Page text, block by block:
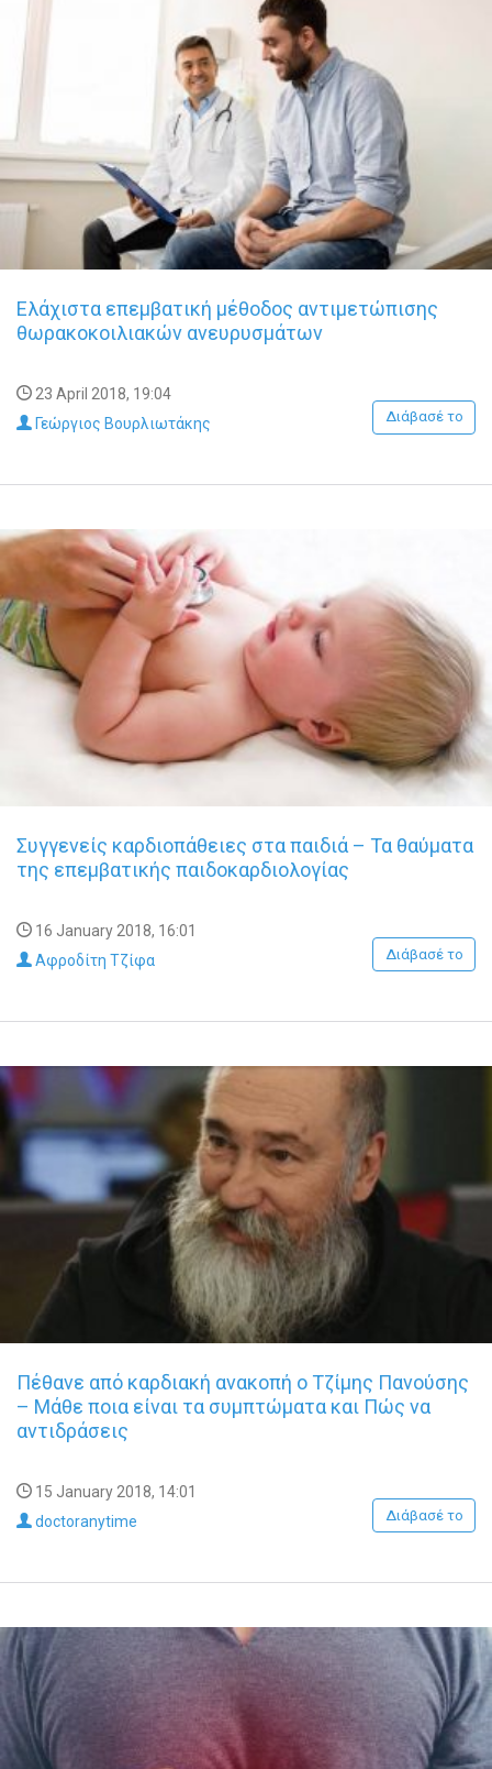
Ελάχιστα επεμβατική μέθοδος αντιμετώπισης
θωρακοκοιλιακών ανευρυσμάτων
23 April 2018, 19:04
Γεώργιος Βουρλιωτάκης
Διάβασέ το
Συγγενείς καρδιοπάθειες στα παιδιά – Τα θαύματα
της επεμβατικής παιδοκαρδιολογίας
16 January 2018, 16:01
Αφροδίτη Τζίφα
Διάβασέ το
Πέθανε από καρδιακή ανακοπή ο Τζίμης Πανούσης
– Μάθε ποια είναι τα συμπτώματα και Πώς να
αντιδράσεις
15 January 2018, 14:01
doctoranytime
Διάβασέ το